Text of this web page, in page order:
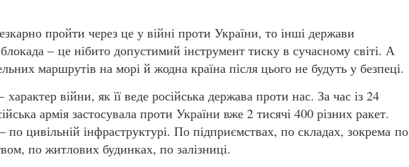
пройти через це у війні проти України, то інші держави
– це нібито допустимий інструмент тиску в сучасному світі. А
маршрутів на морі й жодна країна після цього не будуть у безпеці.
характер війни, як її веде російська держава проти нас. За час із 24
армія застосувала проти України вже 2 тисячі 400 різних ракет.
по цивільній інфраструктурі. По підприємствах, по складах, зокрема по
по житлових будинках, по залізниці.